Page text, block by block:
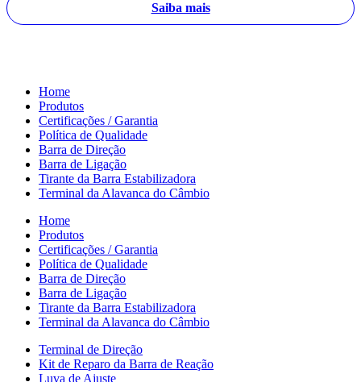
Saiba mais
Home
Produtos
Certificações / Garantia
Política de Qualidade
Barra de Direção
Barra de Ligação
Tirante da Barra Estabilizadora
Terminal da Alavanca do Câmbio
Home
Produtos
Certificações / Garantia
Política de Qualidade
Barra de Direção
Barra de Ligação
Tirante da Barra Estabilizadora
Terminal da Alavanca do Câmbio
Terminal de Direção
Kit de Reparo da Barra de Reação
Luva de Ajuste